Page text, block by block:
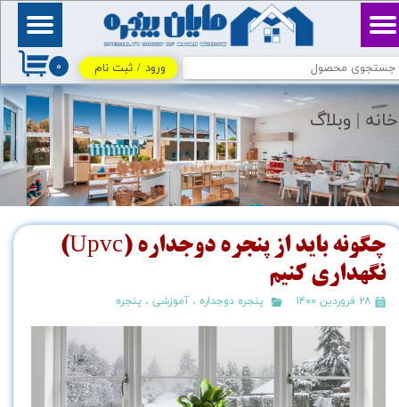
بِسْمِ ٱللَّٰهِ ٱلرَّحْمَٰنِ
ٱلرَّحِيمِ / اللهم اكفني
بحلالك عن حرامك، وأغنني
بفضلك عمَّن سواك
۰ ورود / ثبت نام
حساب کاربری من
تغییر گذر واژه
سفارشات
خروج از حساب کاربری
خانه | وبلاگ
چگونه باید از پنجره دوجداره (Upvc)
نگهداری کنیم
۲۸ فروردین ۱۴۰۰ پنجره دوجداره ، آموزشی ، پنجره